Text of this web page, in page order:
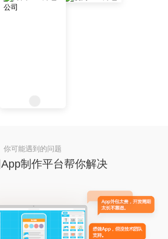
你可能遇到的问题
制作平台帮你解决